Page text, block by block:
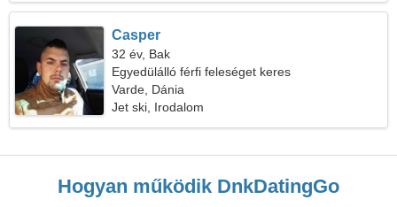
Casper
32 év, Bak
Egyedülálló férfi feleséget keres
Varde, Dánia
Jet ski, Irodalom
Hogyan működik DnkDatingGo